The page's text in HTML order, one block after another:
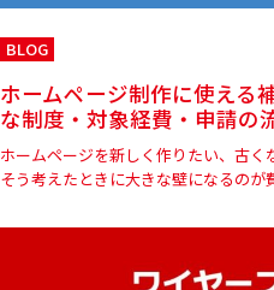
BLOG
ホームページ制作に使える
な制度・対象経費・申請の
ホームページを新しく作りたい、古く
そう考えたときに大きな壁になるの